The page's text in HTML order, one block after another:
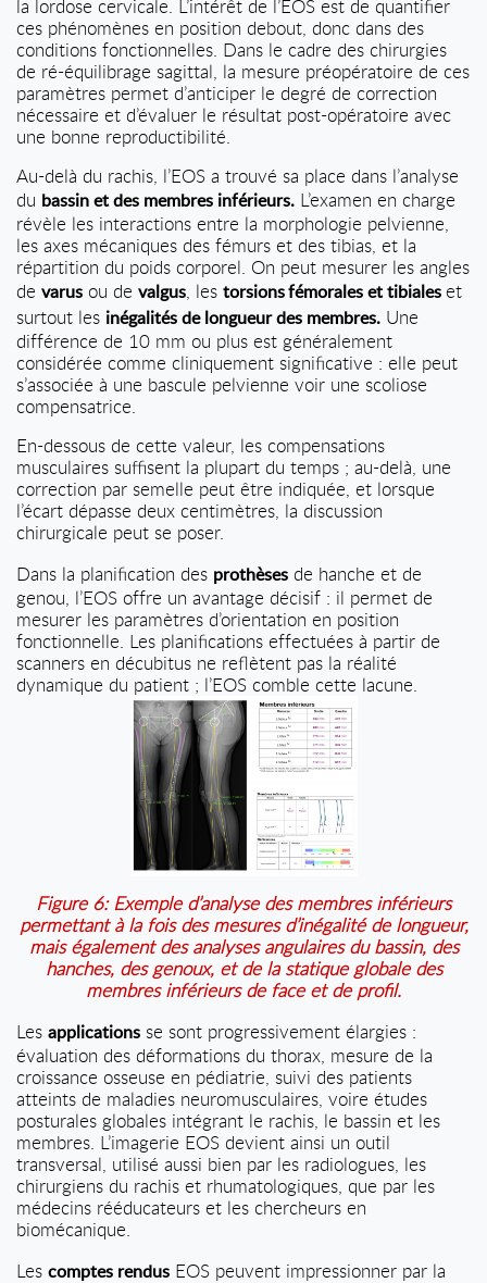
la lordose cervicale. L’intérêt de l’EOS est de quantifier
ces phénomènes en position debout, donc dans des
conditions fonctionnelles. Dans le cadre des chirurgies
de ré-équilibrage sagittal, la mesure préopératoire de ces
paramètres permet d’anticiper le degré de correction
nécessaire et d’évaluer le résultat post-opératoire avec
une bonne reproductibilité.
Au-delà du rachis, l’EOS a trouvé sa place dans l’analyse
du bassin et des membres inférieurs. L’examen en charge
révèle les interactions entre la morphologie pelvienne,
les axes mécaniques des fémurs et des tibias, et la
répartition du poids corporel. On peut mesurer les angles
de varus ou de valgus, les torsionsfémorales et tibialeset
surtout les inégalités de longueur des membres. Une
différence de 10 mm ou plus est généralement
considérée comme cliniquement significative : elle peut
s’associée à une bascule pelvienne voir une scoliose
compensatrice.
En-dessous de cette valeur, les compensations
musculaires suffisent la plupart du temps ; au-delà, une
correction par semelle peut être indiquée, et lorsque
l’écart dépasse deux centimètres, la discussion
chirurgicale peut se poser.
Dans la planification des prothèses de hanche et de
genou, l’EOS offre un avantage décisif : il permet de
mesurer les paramètres d’orientation en position
fonctionnelle. Les planifications effectuées à partir de
scanners en décubitus ne reflètent pas la réalité
dynamique du patient ; l’EOS comble cette lacune.
Figure 6: Exemple d’analyse des membres inférieurs
permettant à la fois des mesures d’inégalité de longueur,
mais également des analyses angulaires du bassin, des
hanches, des genoux, et de la statique globale des
membres inférieurs de face et de profil.
Les applications se sont progressivement élargies :
évaluation des déformations du thorax, mesure de la
croissance osseuse en pédiatrie, suivi des patients
atteints de maladies neuromusculaires, voire études
posturales globales intégrant le rachis, le bassin et les
membres. L’imagerie EOS devient ainsi un outil
transversal, utilisé aussi bien par les radiologues, les
chirurgiens du rachis et rhumatologiques, que par les
médecins rééducateurs et les chercheurs en
biomécanique.
Les comptes rendus EOS peuvent impressionner par la